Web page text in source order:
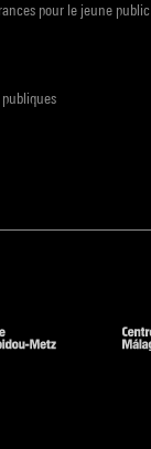
pour le jeune public